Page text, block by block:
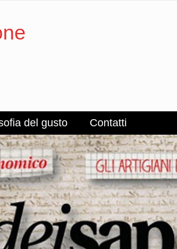
del gusto Contatti